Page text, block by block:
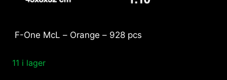
F-One McL – Orange – 928 pcs
11 i lager